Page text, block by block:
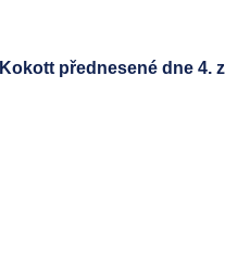
přednesené dne 4.